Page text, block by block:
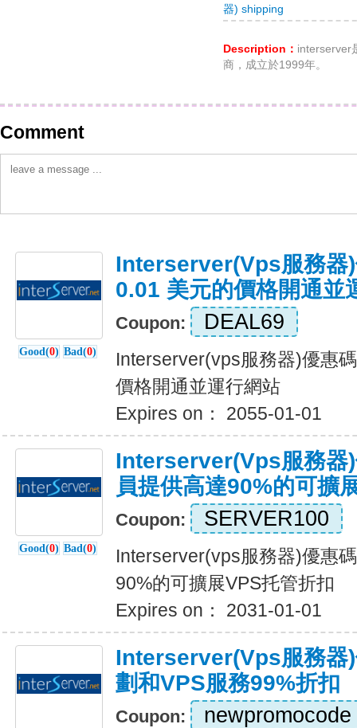
器) shipping
Description： interserver
商，成立於1999年。
Comment
Good(0) Bad(0)
Interserver(vps服務器
0.01 美元的價格開通並
Coupon: DEAL69
Interserver(vps服務器)優惠
價格開通並運行網站
Expires on： 2055-01-01
Good(0) Bad(0)
Interserver(vps服務器
員提供高達90%的可擴
Coupon: SERVER100
Interserver(vps服務器)優惠
90%的可擴展VPS托管折扣
Expires on： 2031-01-01
Interserver(vps服務器
劃和VPS服務99%折扣
Coupon: newpromocode